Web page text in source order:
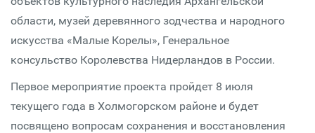
области, музей деревянного зодчества и народного
искусства «Малые Корелы», Генеральное
консульство Королевства Нидерландов в России.
Первое мероприятие проекта пройдет 8 июля
текущего года в Холмогорском районе и будет
посвящено вопросам сохранения и восстановления